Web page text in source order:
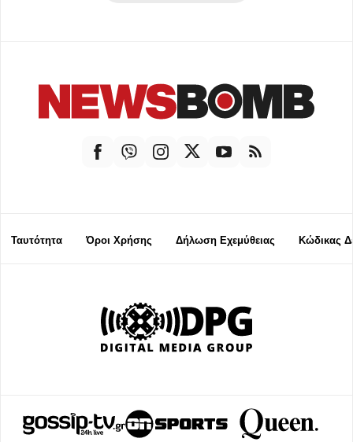
Ταυτότητα Όροι Χρήσης Δήλωση Εχεμύθειας Κώδικας